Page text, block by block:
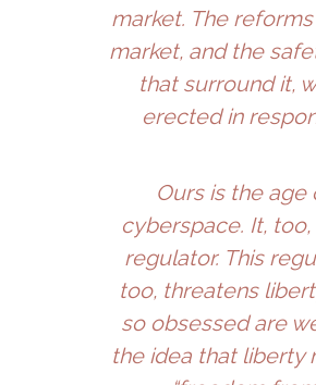
market. The
market, and the
that surround it,
erected in
Ours is the age
cyberspace. It, too,
regulator. This
too, threatens
so obsessed are
the idea that liberty